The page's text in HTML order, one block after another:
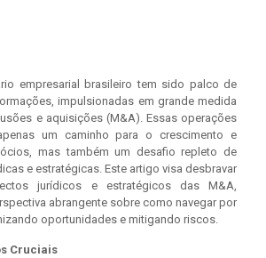
empresarial brasileiro tem sido palco de
impulsionadas em grande medida
e aquisições (M&A). Essas operações
um caminho para o crescimento e
mas também um desafio repleto de
e estratégicas. Este artigo visa desbravar
jurídicos e estratégicos das M&A,
abrangente sobre como navegar por
oportunidades e mitigando riscos.
Cruciais